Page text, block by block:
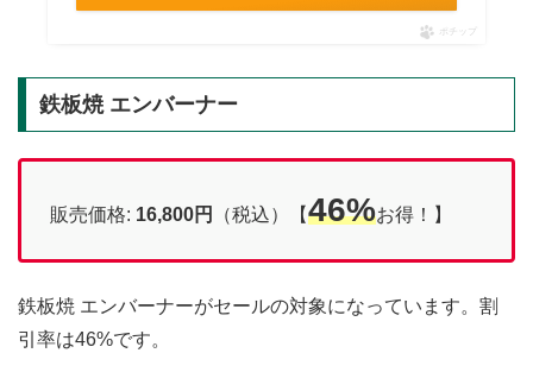
ポチップ
鉄板焼 エンバーナー
販売価格: 16,800円 （税込）【46%お得！】
鉄板焼 エンバーナーがセールの対象になっています。割
引率は46%です。